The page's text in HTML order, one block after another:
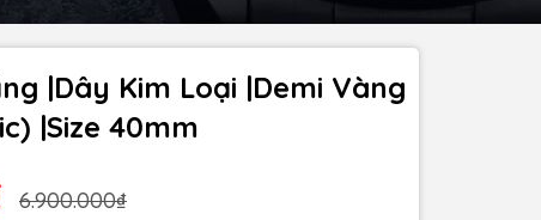
|Dây Kim Loại |Demi Vàng
|Size 40mm
6.900.000₫